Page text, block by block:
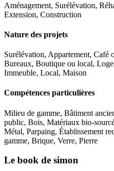
Aménagement, Surélévation,
Extension, Construction
Nature des projets
Surélévation, Appartement, Café
Bureaux, Boutique ou local,
Immeuble, Local, Maison
Compétences particulières
Milieu de gamme, Bâtiment
public, Bois, Matériaux bio-
Métal, Parpaing, Établissement
gamme, Brique, Verre, Pierre
Le book de simon